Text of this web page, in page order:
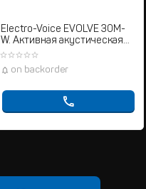
Electro-Voice EVOLVE 30M-
W. Активная акустическая
система колонного типа
on backorder